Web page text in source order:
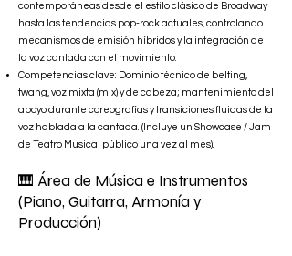
contemporáneas desde el estilo clásico de Broadway
hasta las tendencias pop-rock actuales, controlando
mecanismos de emisión híbridos y la integración de
la voz cantada con el movimiento.
Competencias clave: Dominio técnico de belting,
twang, voz mixta (mix) y de cabeza; mantenimiento del
apoyo durante coreografías y transiciones fluidas de la
voz hablada a la cantada. (Incluye un Showcase / Jam
de Teatro Musical público una vez al mes).
🎹 Área de Música e Instrumentos
(Piano, Guitarra, Armonía y
Producción)